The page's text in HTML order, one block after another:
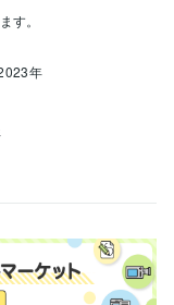
す。
年
Photoshop:1年